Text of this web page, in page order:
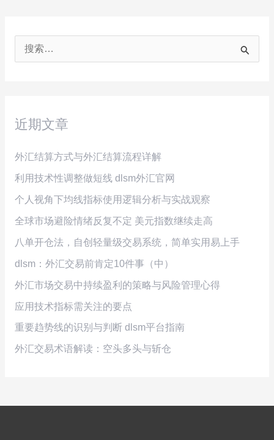
近期文章
外汇结算方式与外汇结算流程详解
利用技术性调整做短线 dlsm外汇官网
个人视角下均线指标使用逻辑分析与实战观察
全球市场避险情绪反复不定 美元指数继续走高
八单开仓法，自创轻量级交易系统，简单实用易上手
dlsm：外汇交易前肯定10件事（中）
外汇市场交易中持续盈利的策略与风险管理心得
应用技术指标需关注的要点
重要趋势线的识别与判断 dlsm平台指南
外汇交易术语解读：空头多头与斩仓